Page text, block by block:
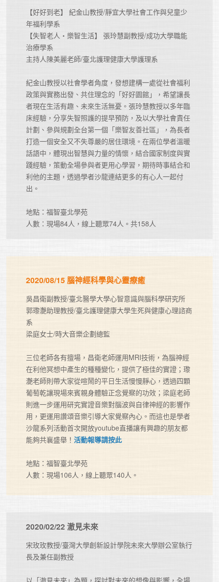
【好好到老】 紀金山教授/靜宜大學社會工作與兒童少
年福利學系
【失智老人・樂智生活】 張玲慧副教授/成功大學職能
治療學系
主持人陳美麗老師/臺北護理健康大學護理系
紀金山教授以社會學者角度，發想建構一處從社會福利
政策與實務出發、共住理念的「好好園館」，希望讓長
者現在生活有趣、未來生活無憂。張玲慧教授以多年臨
床經驗，分享失智照護的提早預防，及以大學社會責任
計劃、參與規劃全台第一個「樂智友善社區」，為長者
打造一個安全又不失尊嚴的居住環境。在兩位學者溫暖
話語中，體現出智慧與力量的情懷，結合國家制度與實
踐經驗，策動全場參與者更用心學習，期待時事結合和
利他的主題，透過學者沙龍連結更多的有心人一起付
出。
地點：福智臺北學苑
人數：現場84人，線上聽眾74人。共158人
2020/08/15 腦神經科學與心靈療癒
吳昌衛副教授/臺北醫學大學心智意識與腦科學研究所
郭瓈灔助理教授/臺北護理健康大學生死與健康心理諮商
系
梁庭女士/時大音樂企劃總監
三位老師各有擅場，昌衛老師運用MRI技術，為腦神經
在利他冥想中產生的種種變化，提供了極佳的實證；瓈
灔老師則帶大家從喧鬧的平日生活慢慢靜心，透過四顆
葡萄乾讓現場來賓親身體驗正念覺察的功效；梁庭老師
則進一步運用研究實證音樂對腦波與自律神經的影響作
用，更運用讚頌音樂引導大家覺察內心。而這也是學者
沙龍系列活動首次開放youtube直播讓有興趣的朋友都
能夠共襄盛舉！活動報導請按此
地點：福智臺北學苑
人數：現場106人，線上聽眾140人。
2020/02/22 澈見未來
宋玫玫教授/臺灣大學創新設計學院未來大學辦公室執行
長及兼任副教授